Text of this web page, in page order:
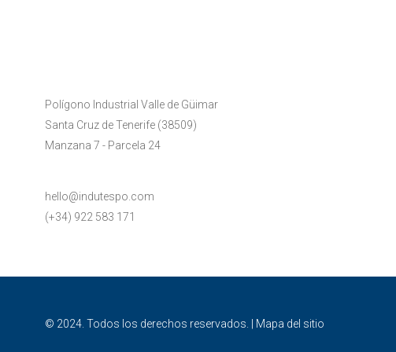
Polígono Industrial Valle de Güimar
Santa Cruz de Tenerife (38509)
Manzana 7 - Parcela 24
hello@indutespo.com
(+34) 922 583 171
© 2024. Todos los derechos reservados. | Mapa del sitio